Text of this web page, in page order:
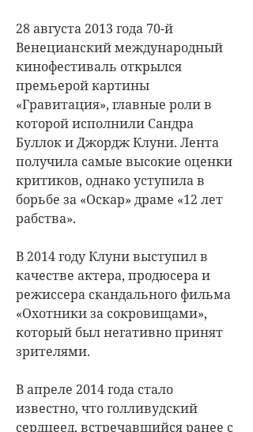
28 августа 2013 года 70-й
Венецианский международный
кинофестиваль открылся
премьерой картины
«Гравитация», главные роли в
которой исполнили Сандра
Буллок и Джордж Клуни. Лента
получила самые высокие оценки
критиков, однако уступила в
борьбе за «Оскар» драме «12 лет
рабства».
В 2014 году Клуни выступил в
качестве актера, продюсера и
режиссера скандального фильма
«Охотники за сокровищами»,
который был негативно принят
зрителями.
В апреле 2014 года стало
известно, что голливудский
сердцеед, встречавшийся ранее с